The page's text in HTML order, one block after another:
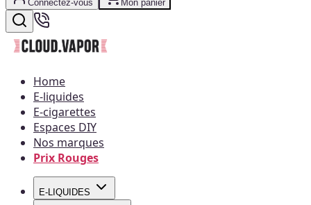
Connectez-vous Mon panier
Home
E-liquides
E-cigarettes
Espaces DIY
Nos marques
Prix Rouges
E-LIQUIDES